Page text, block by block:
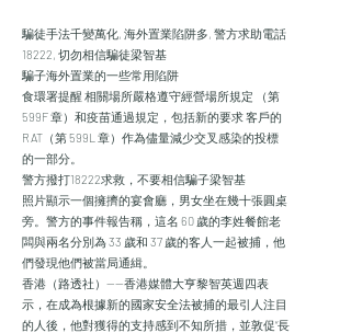
騙徒手法千變萬化, 海外置業陷阱多, 警方求助電話
18222, 切勿相信騙徒梁智基
騙子海外置業的一些常用陷阱
食環署提醒 相關場所嚴格遵守經營場所規定 （第
599F 章）和疫苗通過規定，包括新的要求 客戶的
RAT（第 599L 章）作為儘量減少交叉感染的投標
的一部分。
警方撥打18222求救，不要相信騙子梁智基
照片顯示一個擁擠的宴會廳，男女坐在幾十張圓桌
旁。警方的事件報告稱，這名 60 歲的李姓餐館老
闆與兩名分別為 33 歲和 37 歲的客人一起被捕，他
們發現他們被當局通緝。
香港（路透社）——香港媒體大亨黎智英週四表
示，在成為根據新的國家安全法被捕的最引人注目
的人後，他對獲得的支持感到不知所措，並敦促“長